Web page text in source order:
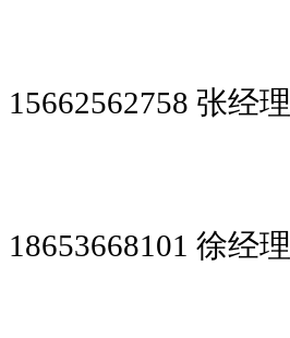
15662562758 张经理
18653668101 徐经理